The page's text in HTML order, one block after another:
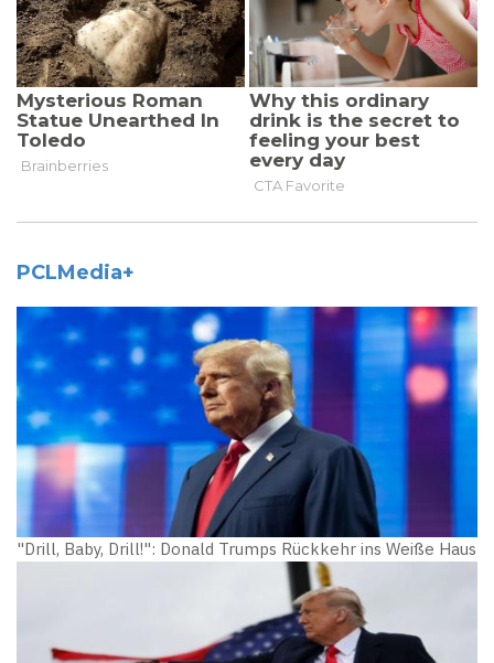
PCLMedia+
"Drill, Baby, Drill!": Donald Trumps Rückkehr ins Weiße Haus